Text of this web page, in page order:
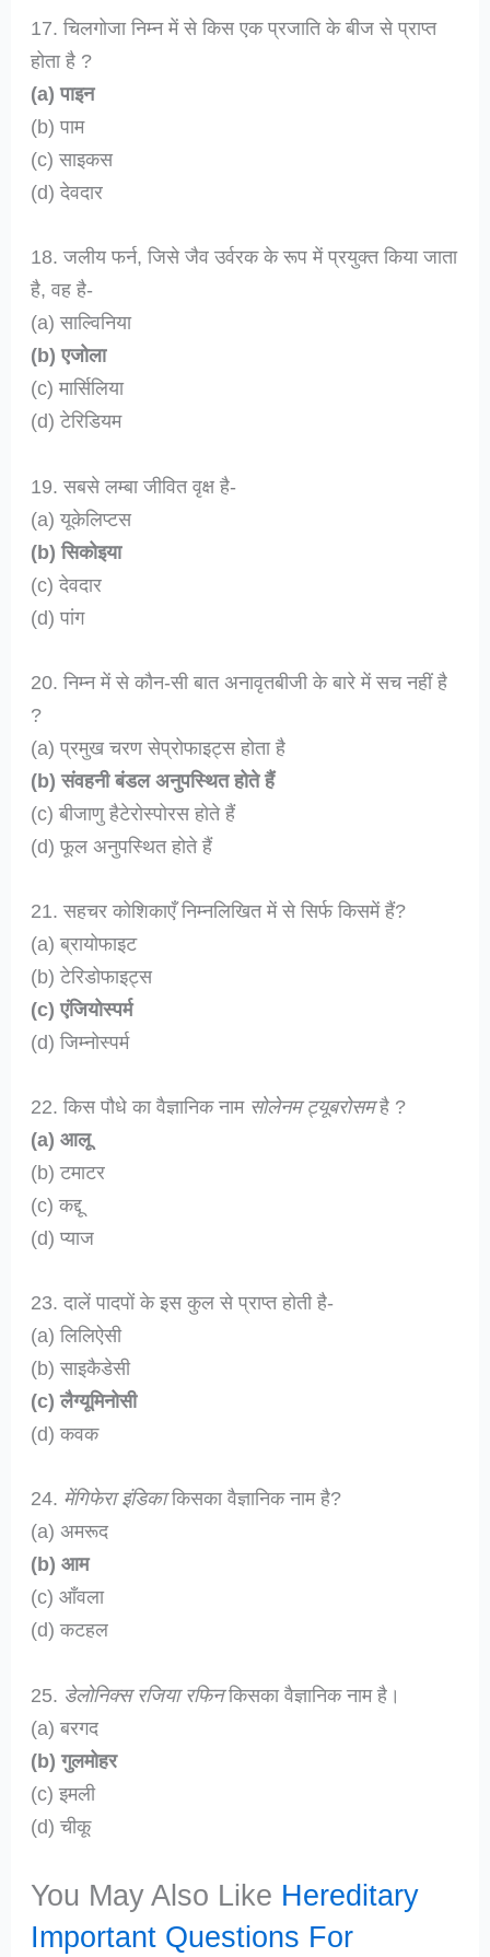
17. चिलगोजा निम्न में से किस एक प्रजाति के बीज से प्राप्त
होता है ?
(a) पाइन
(b) पाम
(c) साइकस
(d) देवदार
18. जलीय फर्न, जिसे जैव उर्वरक के रूप में प्रयुक्त किया जाता
है, वह है-
(a) साल्विनिया
(b) एजोला
(c) मार्सिलिया
(d) टेरिडियम
19. सबसे लम्बा जीवित वृक्ष है-
(a) यूकेलिप्टस
(b) सिकोइया
(c) देवदार
(d) पांग
20. निम्न में से कौन-सी बात अनावृतबीजी के बारे में सच नहीं है
?
(a) प्रमुख चरण सेप्रोफाइट्स होता है
(b) संवहनी बंडल अनुपस्थित होते हैं
(c) बीजाणु हैटेरोस्पोरस होते हैं
(d) फूल अनुपस्थित होते हैं
21. सहचर कोशिकाएँ निम्नलिखित में से सिर्फ किसमें हैं?
(a) ब्रायोफाइट
(b) टेरिडोफाइट्स
(c) एंजियोस्पर्म
(d) जिम्नोस्पर्म
22. किस पौधे का वैज्ञानिक नाम सोलेनम ट्यूबरोसमहै ?
(a) आलू
(b) टमाटर
(c) कद्दू
(d) प्याज
23. दालें पादपों के इस कुल से प्राप्त होती है-
(a) लिलिऐसी
(b) साइकैडेसी
(c) लैग्यूमिनोसी
(d) कवक
24. मेंगिफेरा इंडिकाकिसका वैज्ञानिक नाम है?
(a) अमरूद
(b) आम
(c) आँवला
(d) कटहल
25. डेलोनिक्स रजिया रफिनकिसका वैज्ञानिक नाम है।
(a) बरगद
(b) गुलमोहर
(c) इमली
(d) चीकू
You May Also Like Hereditary
Important Questions For